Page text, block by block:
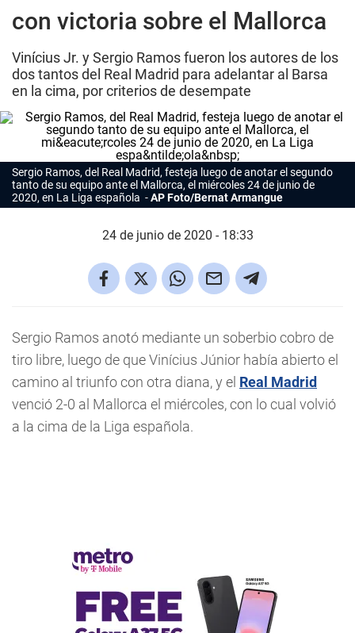
con victoria sobre el Mallorca
Vinícius Jr. y Sergio Ramos fueron los autores de los
dos tantos del Real Madrid para adelantar al Barsa
en la cima, por criterios de desempate
Sergio Ramos, del Real Madrid, festeja luego de anotar el segundo
tanto de su equipo ante el Mallorca, el miércoles 24 de junio de
2020, en La Liga española
AP Foto/Bernat Armangue
24 de junio de 2020 - 18:33
Sergio Ramos anotó mediante un soberbio cobro de
tiro libre, luego de que Vinícius Júnior había abierto el
camino al triunfo con otra diana, y el Real Madrid
venció 2-0 al Mallorca el miércoles, con lo cual volvió
a la cima de la Liga española.